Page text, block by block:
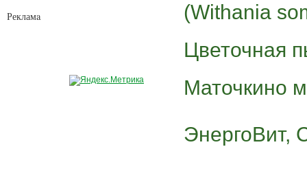
Рекламa
(Withania
Цветочная
Маточкино
ЭнергоВит,